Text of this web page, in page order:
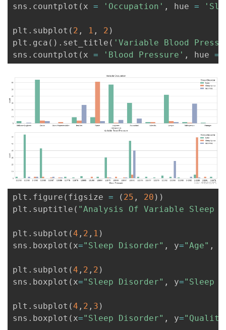
sns . countplot ( x = 'Occupation' , hue =
plt . subplot ( 2 , 1 , 2 )
plt . gca ( ) . set_title ( 'Variable Blood
sns . countplot ( x = 'Blood Pressure' , hue =
plt . figure ( figsize = ( 25 , 20 ) )
plt . suptitle ( "Analysis Of Variable Sleep
plt . subplot (4 , 2 , 1 )
sns . boxplot ( x="Sleep Disorder" , y="Age" ,
plt . subplot (4 , 2 , 2 )
sns . boxplot ( x="Sleep Disorder" , y="Sleep
plt . subplot (4 , 2 , 3 )
sns . boxplot ( x="Sleep Disorder" , y=